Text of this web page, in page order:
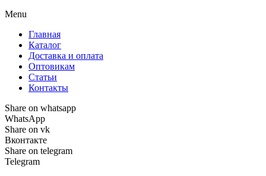
Menu
Главная
Каталог
Доставка и оплата
Оптовикам
Статьи
Контакты
Share on whatsapp
WhatsApp
Share on vk
Вконтакте
Share on telegram
Telegram